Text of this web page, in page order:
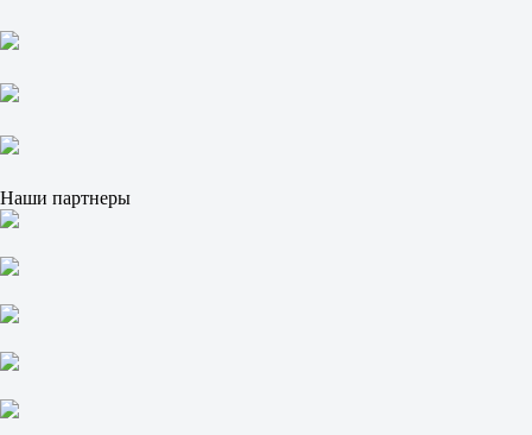
2
+6.5
-6.5
Тотал
Б
18.5
1.90
Сеты
Ф2
9.00
1.01
Сеты
Б
Наши партнеры